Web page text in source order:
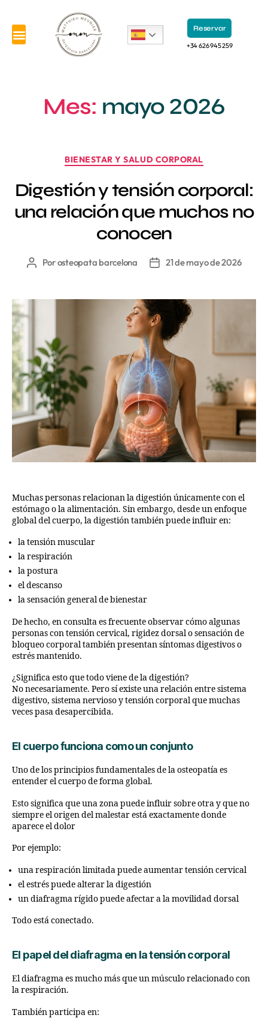
Reservar
+34 626 945 259
Mes: mayo 2026
BIENESTAR Y SALUD CORPORAL
Digestión y tensión corporal:
una relación que muchos no
conocen
Porosteopata barcelona 21 de mayo de 2026
Muchas personas relacionan la digestión únicamente con el
estómago o la alimentación. Sin embargo, desde un enfoque
global del cuerpo, la digestión también puede influir en:
la tensión muscular
la respiración
la postura
el descanso
la sensación general de bienestar
De hecho, en consulta es frecuente observar cómo algunas
personas con tensión cervical, rigidez dorsal o sensación de
bloqueo corporal también presentan síntomas digestivos o
estrés mantenido.
¿Significa esto que todo viene de la digestión?
No necesariamente. Pero sí existe una relación entre sistema
digestivo, sistema nervioso y tensión corporal que muchas
veces pasa desapercibida.
El cuerpo funciona como un conjunto
Uno de los principios fundamentales de la osteopatía es
entender el cuerpo de forma global.
Esto significa que una zona puede influir sobre otra y que no
siempre el origen del malestar está exactamente donde
aparece el dolor
Por ejemplo:
una respiración limitada puede aumentar tensión cervical
el estrés puede alterar la digestión
un diafragma rígido puede afectar a la movilidad dorsal
Todo está conectado.
El papel del diafragma en la tensión corporal
El diafragma es mucho más que un músculo relacionado con
la respiración.
También participa en: